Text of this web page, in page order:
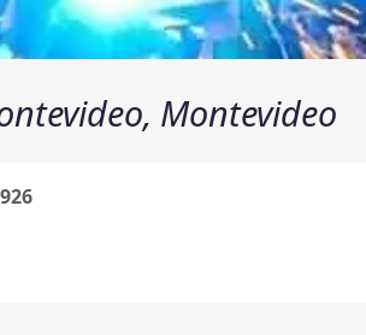
Montevideo